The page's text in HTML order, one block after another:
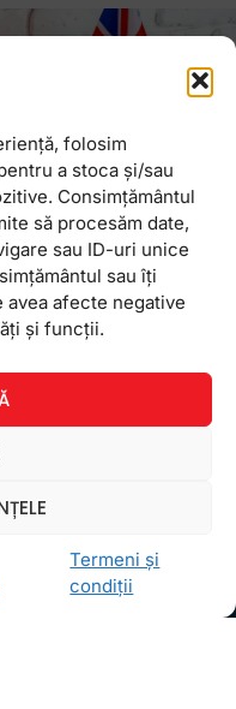
folosim
a stoca și/sau
Consimțământul
să procesăm date,
sau ID-uri unice
sau îți
avea afecte negative
și funcții.
Termeni și
condiții
echipa FollowMe
să realizăm asta